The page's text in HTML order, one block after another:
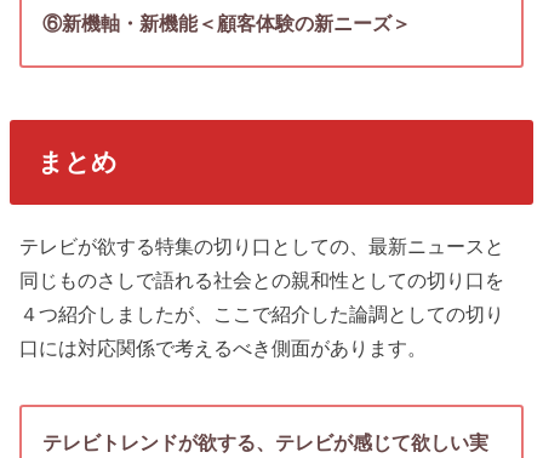
⑥新機軸・新機能＜顧客体験の新ニーズ＞
まとめ
テレビが欲する特集の切り口としての、最新ニュースと
同じものさしで語れる社会との親和性としての切り口を
４つ紹介しましたが、ここで紹介した論調としての切り
口には対応関係で考えるべき側面があります。
テレビトレンドが欲する、テレビが感じて欲しい実